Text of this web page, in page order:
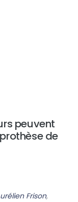
peuvent
de
Frison,